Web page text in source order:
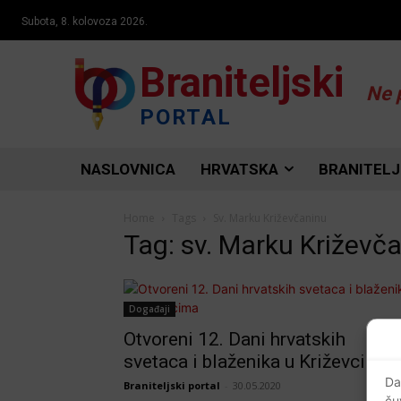
Subota, 8. kolovoza 2026.
Braniteljski
PORTAL
Ne
NASLOVNICA HRVATSKA
Tag: sv. Marku
Događaji
Otvoreni 12. Dani hrvatskih
svetaca i blaženika u Križevcima
Braniteljski portal 30.05.2020